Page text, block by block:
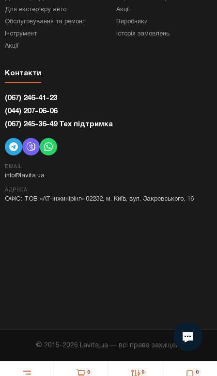
0 0 0
Для екстер'єру авто
Обслуговування та ремонт
Інструмент
Акції
Акції
Виробники
Історія замовлень
Контакти
(067) 246-41-23
(044) 207-06-06
(067) 245-36-49 Тех підтримка
EMAIL
info@lavita.ua
АДРЕСА
ОФІС: ТОВ «АТ-Інжинірінг» 02232, м. Київ, вул. Закревського, 16
© 2015-2026 Lavita.ua — всі права захищені
браузері.